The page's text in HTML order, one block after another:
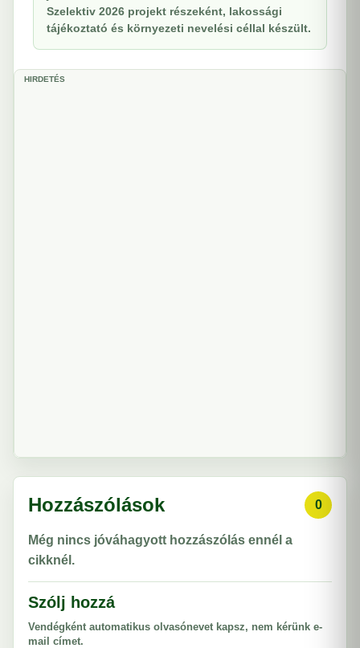
Szelektiv 2026 projekt részeként, lakossági
tájékoztató és környezeti nevelési céllal készült.
HIRDETÉS
Hozzászólások 0
Még nincs jóváhagyott hozzászólás ennél a
cikknél.
Szólj hozzá
Vendégként automatikus olvasónevet kapsz, nem kérünk e-
mail címet.